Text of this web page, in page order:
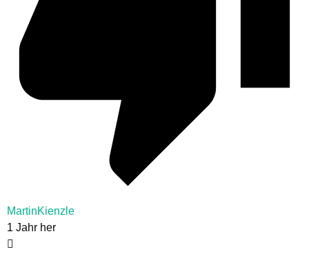
MartinKienzle
1 Jahr her